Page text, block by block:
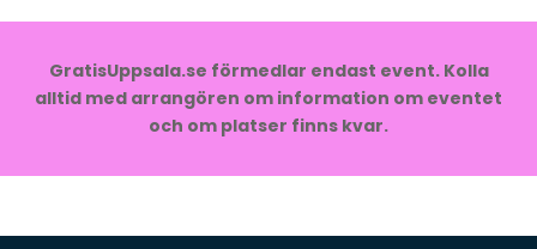
GratisUppsala.se förmedlar endast event. Kolla
alltid med arrangören om information om eventet
och om platser finns kvar.